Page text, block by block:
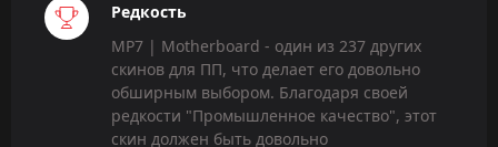
Редкость
MP7 | Motherboard - один из 237 других
скинов для ПП, что делает его довольно
обширным выбором. Благодаря своей
редкости "Промышленное качество", этот
скин должен быть довольно